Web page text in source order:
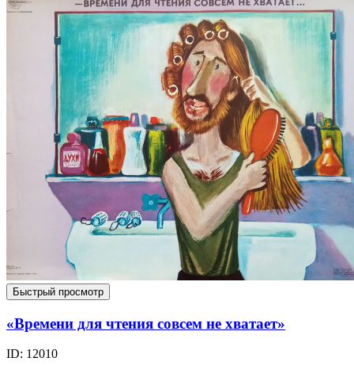
Быстрый просмотр
«Времени для чтения совсем не хватает»
ID: 12010